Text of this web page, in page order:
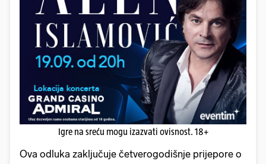
Igre na sreću mogu izazvati ovisnost. 18+
Ova odluka zaključuje četverogodišnje prijepore o